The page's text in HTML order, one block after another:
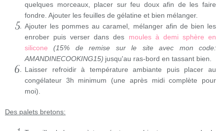
quelques morceaux, placer sur feu doux afin de les faire
fondre. Ajouter les feuilles de gélatine et bien mélanger.
Ajouter les pommes au caramel, mélanger afin de bien les
enrober puis verser dans des moules à demi sphère en
silicone
(15% de remise sur le site avec mon code:
AMANDINECOOKING15) jusqu'au ras-bord en tassant bien.
Laisser refroidir à température ambiante puis placer au
congélateur 3h minimum (une après midi complète pour
moi).
Des palets bretons: